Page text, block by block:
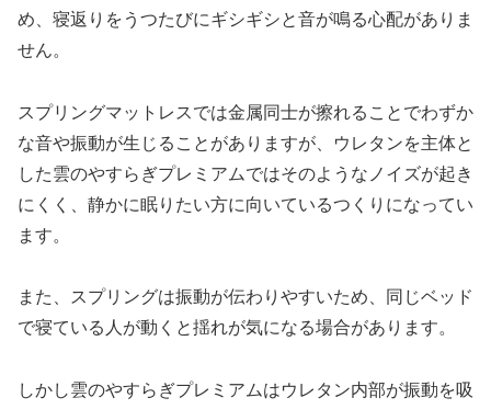
め、寝返りをうつたびにギシギシと音が鳴る心配がありま
せん。
スプリングマットレスでは金属同士が擦れることでわずか
な音や振動が生じることがありますが、ウレタンを主体と
した雲のやすらぎプレミアムではそのようなノイズが起き
にくく、静かに眠りたい方に向いているつくりになってい
ます。
また、スプリングは振動が伝わりやすいため、同じベッド
で寝ている人が動くと揺れが気になる場合があります。
しかし雲のやすらぎプレミアムはウレタン内部が振動を吸